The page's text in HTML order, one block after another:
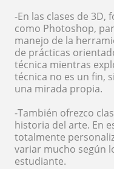
-En las clases de
como Photoshop,
manejo de la
de prácticas
técnica mientras
técnica no es un fin,
una mirada propia.
-También ofrezco
historia del arte. En
totalmente
variar mucho según
estudiante.